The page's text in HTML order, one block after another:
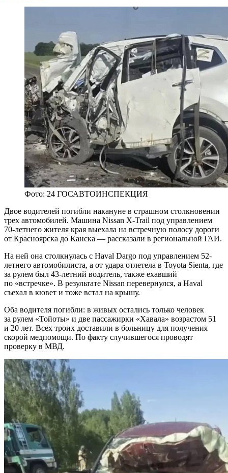
Фото: 24 ГОСАВТОИНСПЕКЦИЯ
Двое водителей погибли накануне в страшном столкновении
трех автомобилей. Машина Nissan X-Trail под управлением
70-летнего жителя края выехала на встречную полосу дороги
от Красноярска до Канска — рассказали в региональной ГАИ.
На ней она столкнулась с Haval Dargo под управлением 52-
летнего автомобилиста, а от удара отлетела в Toyota Sienta, где
за рулем был 43-летний водитель, также ехавший
по «встречке». В результате Nissan перевернулся, а Haval
съехал в кювет и тоже встал на крышу.
Оба водителя погибли: в живых остались только человек
за рулем «Тойоты» и две пассажирки «Хавала» возрастом 51
и 20 лет. Всех троих доставили в больницу для получения
скорой медпомощи. По факту случившегося проводят
проверку в МВД.